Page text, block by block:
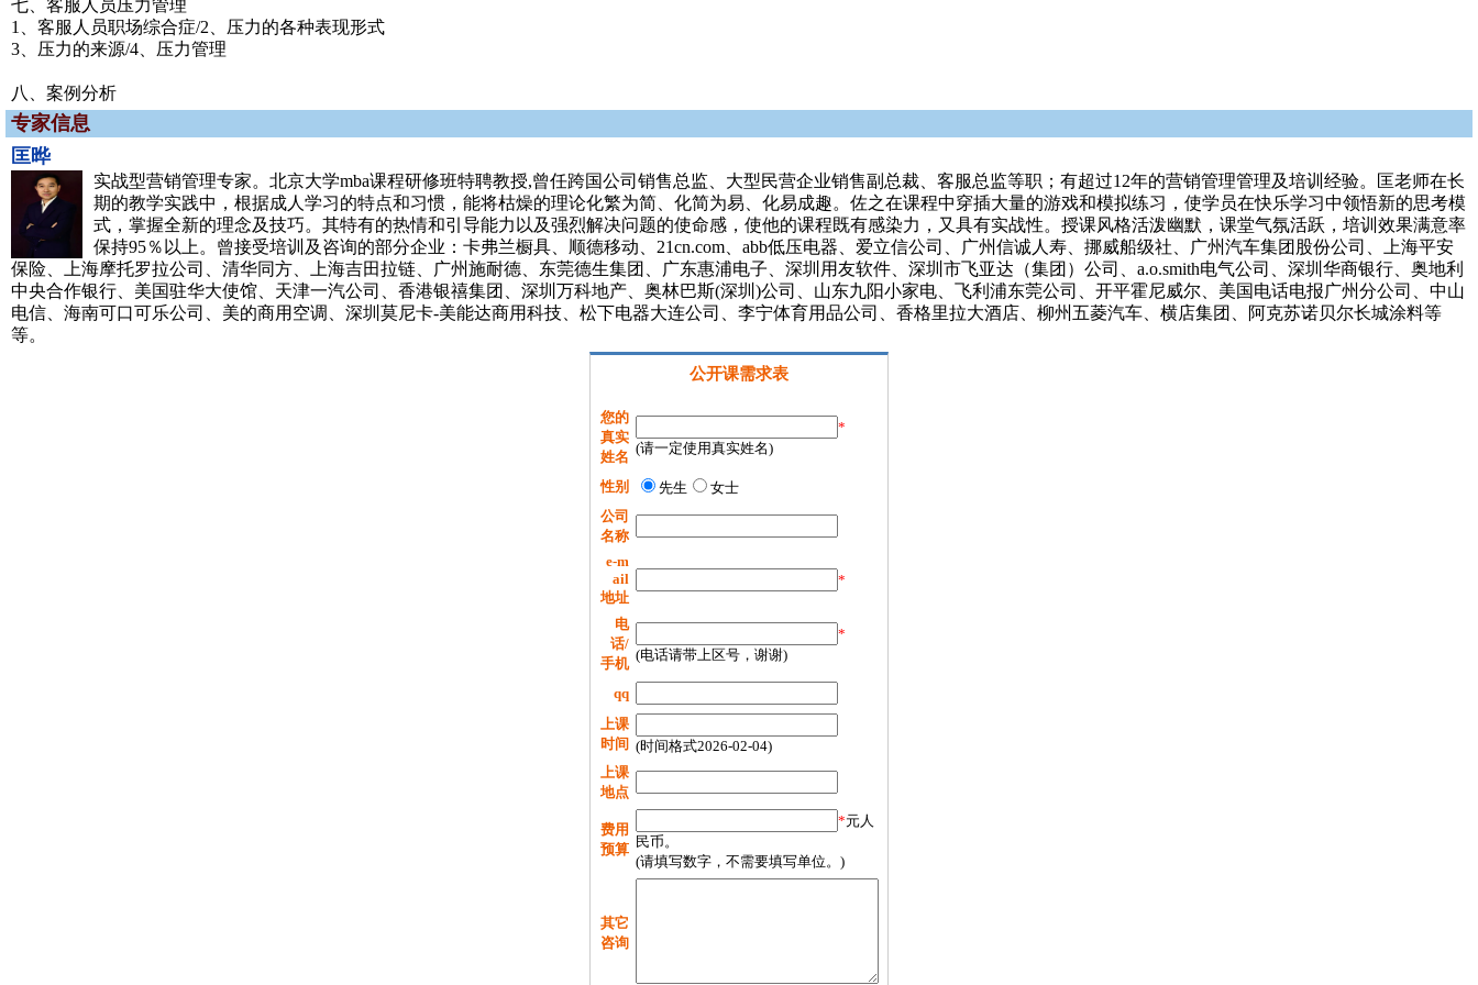
七、客服人员压力管理
1、客服人员职场综合症/2、压力的各种表现形式
3、压力的来源/4、压力管理
八、案例分析
专家信息
匡晔
实战型营销管理专家。北京大学mba课程研修班特聘教授,曾任跨国公司销售总监、大型民营企业销售副总裁、客服总监等职；有超过12年的营销管理管理及培训经验。匡老师在长
期的教学实践中，根据成人学习的特点和习惯，能将枯燥的理论化繁为简、化简为易、化易成趣。佐之在课程中穿插大量的游戏和模拟练习，使学员在快乐学习中领悟新的思考模
式，掌握全新的理念及技巧。其特有的热情和引导能力以及强烈解决问题的使命感，使他的课程既有感染力，又具有实战性。授课风格活泼幽默，课堂气氛活跃，培训效果满意率
保持95％以上。曾接受培训及咨询的部分企业：卡弗兰橱具、顺德移动、21cn.com、abb低压电器、爱立信公司、广州信诚人寿、挪威船级社、广州汽车集团股份公司、上海平安
保险、上海摩托罗拉公司、清华同方、上海吉田拉链、广州施耐德、东莞德生集团、广东惠浦电子、深圳用友软件、深圳市飞亚达（集团）公司、a.o.smith电气公司、深圳华商银行、奥地利
中央合作银行、美国驻华大使馆、天津一汽公司、香港银禧集团、深圳万科地产、奥林巴斯(深圳)公司、山东九阳小家电、飞利浦东莞公司、开平霍尼威尔、美国电话电报广州分公司、中山
电信、海南可口可乐公司、美的商用空调、深圳莫尼卡-美能达商用科技、松下电器大连公司、李宁体育用品公司、香格里拉大酒店、柳州五菱汽车、横店集团、阿克苏诺贝尔长城涂料等
等。
公开课需求表
您的
真实
姓名
*
(请一定使用真实姓名)
性别 先生
女士
公司
名称
e-m
ail
地址
*
电
话/
手机
*
(电话请带上区号，谢谢)
qq
上课
时间 (时间格式2026-02-04)
上课
地点
费用
预算
*元人
民币。
(请填写数字，不需要填写单位。)
其它
咨询